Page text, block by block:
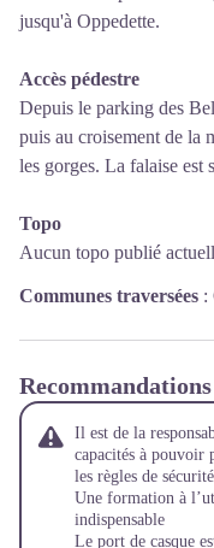
jusqu'à Oppedette.
Accès pédestre
Depuis le parking des
puis au croisement de la
les gorges. La falaise est
Topo
Aucun topo publié
Communes traversées :
Recommandations
Il est de la
capacités à pouvoir
les règles de sécurité
Une formation à
indispensable
Le port de casque